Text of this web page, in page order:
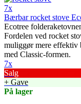
7x
Bærbar rocket stove
Ecotree
Fordelen ved rocket
muliggør mere effektiv
med Classic-formen.
7x
Salg
+ Gave
På lager